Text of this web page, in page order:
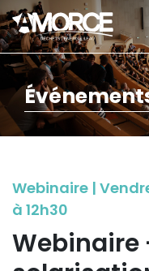
Webinaire |
à 12h30
Webinaire